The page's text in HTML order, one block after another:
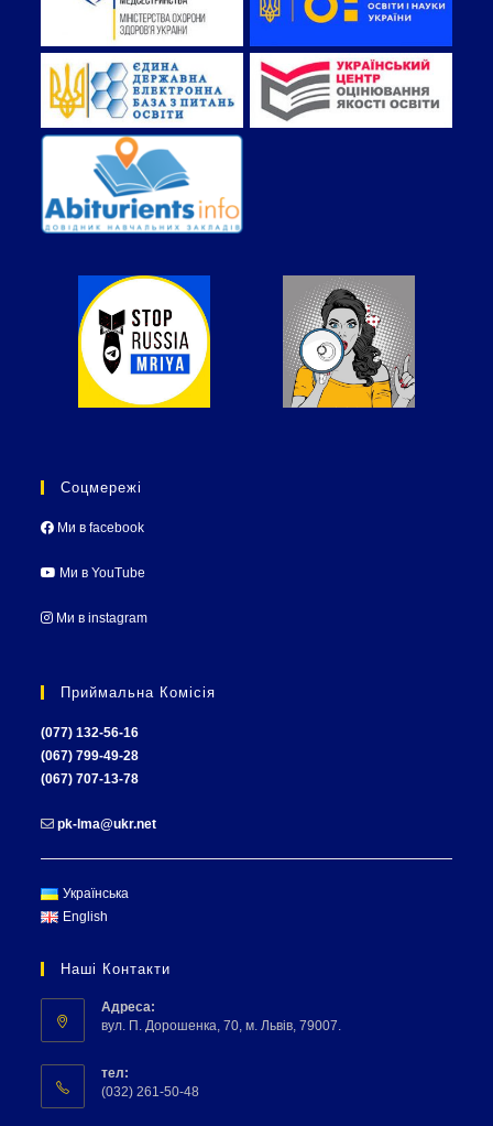
Соцмережі
Ми в facebook
Ми в YouTube
Ми в instagram
Приймальна Комісія
(077) 132-56-16
(067) 799-49-28
(067) 707-13-78
pk-lma@ukr.net
Українська
English
Наші Контакти
Адреса:
вул. П. Дорошенка, 70, м. Львів, 79007.
тел:
(032) 261-50-48